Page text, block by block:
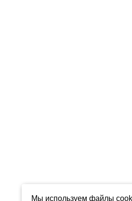
Мы используем файлы